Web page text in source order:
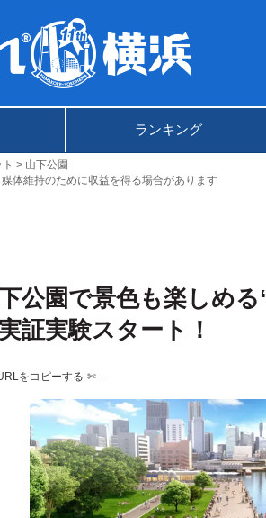
ランキング
山下公園
体維持のために収益を得る場合があります
公園で景色も楽しめ
証実験スタート！
をコピーする-✄—